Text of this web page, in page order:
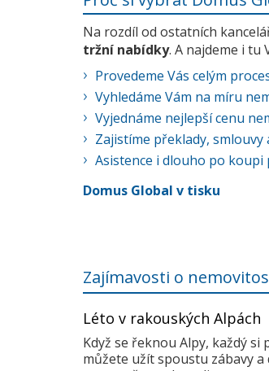
Na rozdíl od ostatních
tržní nabídky. A najdeme i tu
Provedeme Vás celým
Vyhledáme Vám na míru
Vyjednáme nejlepší cenu
Zajistíme překlady, smlouvy
Asistence i dlouho po
Domus Global v tisku
Zajímavosti o
Léto v rakouských Alpách
Když se řeknou Alpy, každý
můžete užít spoustu zábavy